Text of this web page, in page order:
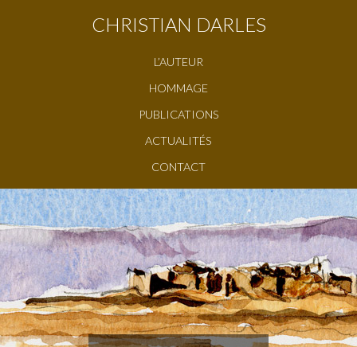
CHRISTIAN DARLES
L’AUTEUR
HOMMAGE
PUBLICATIONS
ACTUALITÉS
CONTACT